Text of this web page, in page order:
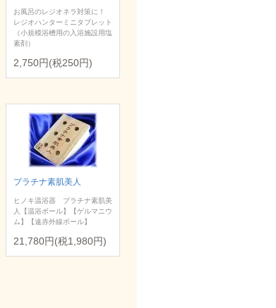
お風呂のレジオネラ対策に！
レジオハンターミニタブレット
（小規模浴槽用の入浴施設用塩
素剤）
2,750円(税250円)
プラチナ素肌美人
ヒノキ温浴器 プラチナ素肌美
人【温浴ボール】【ゲルマニウ
ム】【遠赤外線ボール】
21,780円(税1,980円)